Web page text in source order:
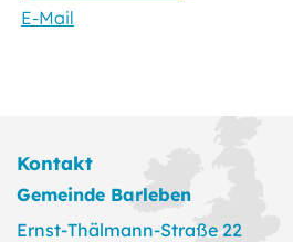
E-Mail
Kontakt
Gemeinde Barleben
Ernst-Thälmann-Straße 22